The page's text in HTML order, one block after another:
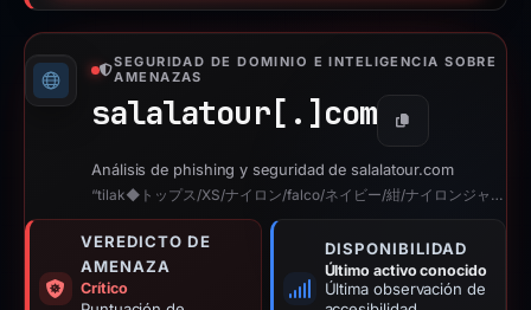
SEGURIDAD DE DOMINIO E INTELIGENCIA SOBRE
AMENAZAS
salalatour[.] com Copiar
Análisis de phishing y seguridad de salalatour.com
“tilak◆トップス/XS/ナイロン/falco/ネイビー/紺/ナイロンジャケット/アウトドア/ ⁄...”
VEREDICTO DE
AMENAZA
Crítico
DISPONIBILIDAD
Último activo conocido
Última observación de